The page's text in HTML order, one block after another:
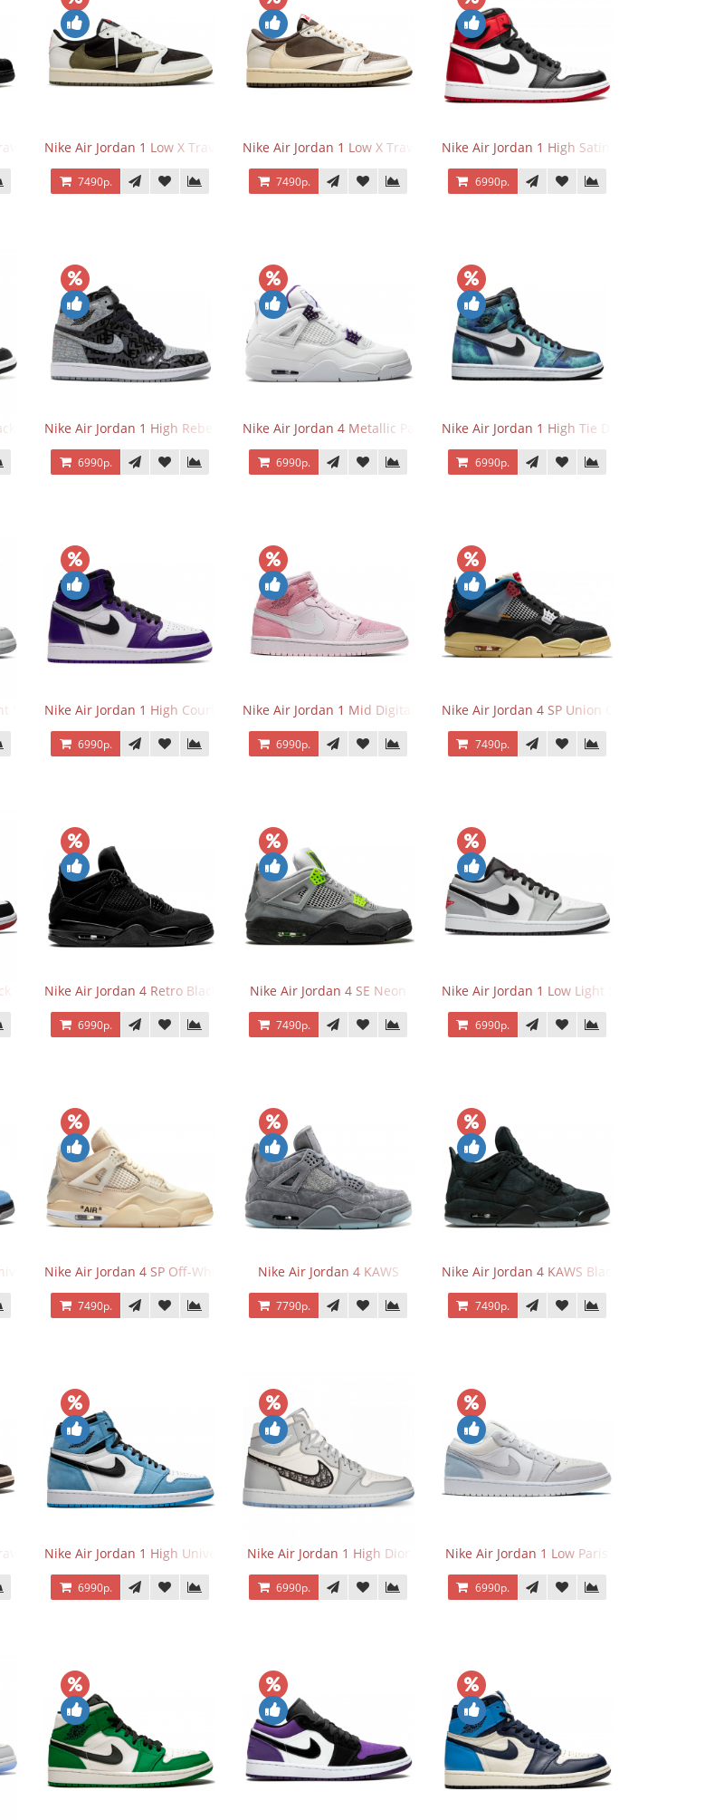
Scott Black Phantom
Nike Air Jordan 1 Low X Travis Scott Olive
7490р.
Nike Air Jordan 1 Low X Travis Scott Reverse Mocha
7490р.
Nike Air Jordan 1 High Satin Black Toe
6990р.
WhiteNike Air Jordan 1 High Rebellionaire
6990р.
Nike Air Jordan 4 Metallic Pack Purple
6990р.
Nike Air Jordan 1 High Tie Dye
6990р.
Smoke GreyNike Air Jordan 1 High Court Purple 2.0
6990р.
Nike Air Jordan 1 Mid Digital Pink
6990р.
Nike Air Jordan 4 SP Union Off Noir
7490р.
Toe Nike Air Jordan 4 Retro Black Cat
6990р.
Nike Air Jordan 4 SE Neon
7490р.
Nike Air Jordan 1 Low Light Smoke Grey
6990р.
Blue
Nike Air Jordan 4 SP Off-White Sail
7490р.
Nike Air Jordan 4 KAWS
7790р.
Nike Air Jordan 4 KAWS Black
7490р.
ScottNike Air Jordan 1 High University Blue
6990р.
Nike Air Jordan 1 High Dior
6990р.
Nike Air Jordan 1 Low Paris
6990р.